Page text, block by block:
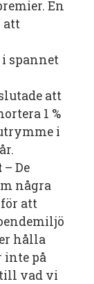
En
att
spannet
att
1 %
i
– De
några
att
hålla
inte på
vad vi